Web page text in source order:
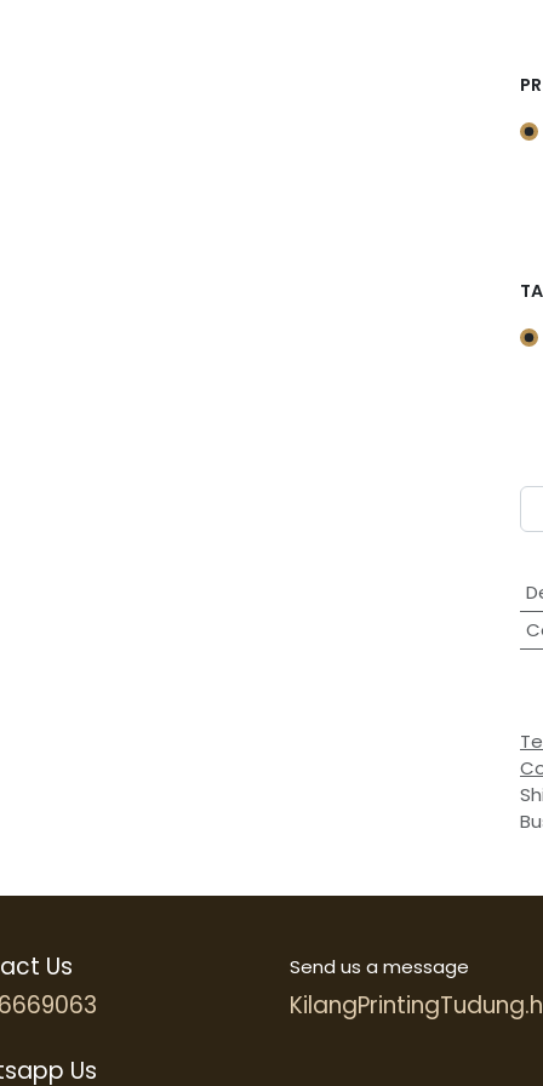
Us
Us
Send us a message